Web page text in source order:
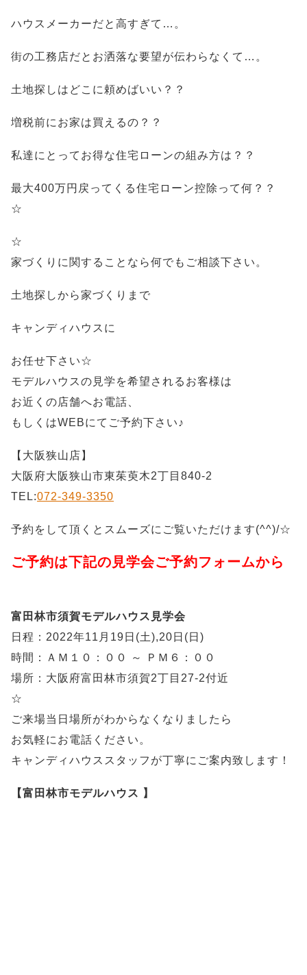
ハウスメーカーだと高すぎて…。
街の工務店だとお洒落な要望が伝わらなくて…。
土地探しはどこに頼めばいい？？
増税前にお家は買えるの？？
私達にとってお得な住宅ローンの組み方は？？
最大400万円戻ってくる住宅ローン控除って何？？
☆
☆
家づくりに関することなら何でもご相談下さい。
土地探しから家づくりまで
キャンディハウスに
お任せ下さい☆
モデルハウスの見学を希望されるお客様は
お近くの店舗へお電話、
もしくはWEBにてご予約下さい♪
【大阪狭山店】
大阪府大阪狭山市東茱萸木2丁目840-2
TEL:072-349-3350
予約をして頂くとスムーズにご覧いただけます(^^)/☆
ご予約は下記の見学会ご予約フォームから
富田林市須賀モデルハウス見学会
日程：2022年11月19日(土),20日(日)
時間：ＡＭ１０：００ ～ ＰＭ６：００
場所：大阪府富田林市須賀2丁目27-2付近
☆
ご来場当日場所がわからなくなりましたら
お気軽にお電話ください。
キャンディハウススタッフが丁寧にご案内致します！
【富田林市モデルハウス 】